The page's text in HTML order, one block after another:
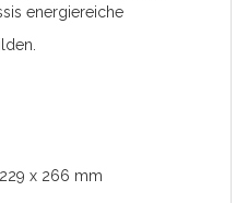
energiereiche
x 266 mm